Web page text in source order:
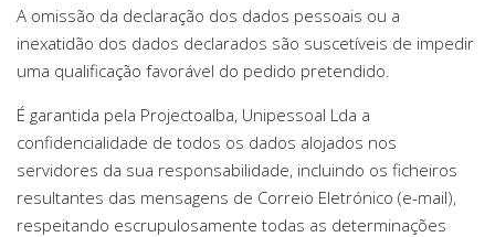
A omissão da declaração dos dados pessoais ou a
inexatidão dos dados declarados são suscetíveis de impedir
uma qualificação favorável do pedido pretendido.
É garantida pela Projectoalba, Unipessoal Lda a
confidencialidade de todos os dados alojados nos
servidores da sua responsabilidade, incluindo os ficheiros
resultantes das mensagens de Correio Eletrónico (e-mail),
respeitando escrupulosamente todas as determinações